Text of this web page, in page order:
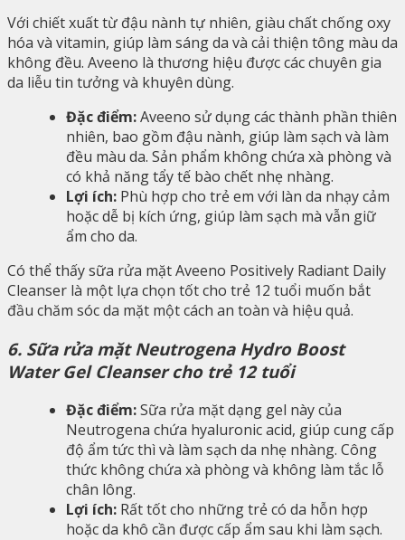
Với chiết xuất từ đậu nành tự nhiên, giàu chất chống oxy
hóa và vitamin, giúp làm sáng da và cải thiện tông màu da
không đều. Aveeno là thương hiệu được các chuyên gia
da liễu tin tưởng và khuyên dùng.
Đặc điểm:Aveeno sử dụng các thành phần thiên
nhiên, bao gồm đậu nành, giúp làm sạch và làm
đều màu da. Sản phẩm không chứa xà phòng và
có khả năng tẩy tế bào chết nhẹ nhàng.
Lợi ích: Phù hợp cho trẻ em với làn da nhạy cảm
hoặc dễ bị kích ứng, giúp làm sạch mà vẫn giữ
ẩm cho da.
Có thể thấy sữa rửa mặt Aveeno Positively Radiant Daily
Cleanser là một lựa chọn tốt cho trẻ 12 tuổi muốn bắt
đầu chăm sóc da mặt một cách an toàn và hiệu quả.
6. Sữa rửa mặt Neutrogena Hydro Boost
Water Gel Cleanser cho trẻ 12 tuổi
Đặc điểm:Sữa rửa mặt dạng gel này của
Neutrogena chứa hyaluronic acid, giúp cung cấp
độ ẩm tức thì và làm sạch da nhẹ nhàng. Công
thức không chứa xà phòng và không làm tắc lỗ
chân lông.
Lợi ích: Rất tốt cho những trẻ có da hỗn hợp
hoặc da khô cần được cấp ẩm sau khi làm sạch.